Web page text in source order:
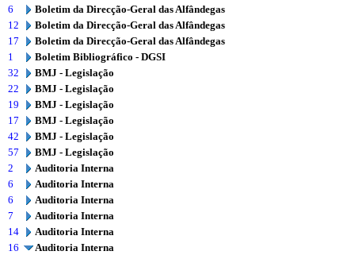
6
Boletim da Direcção-Geral das Alfândegas
12
Boletim da Direcção-Geral das Alfândegas
17
Boletim da Direcção-Geral das Alfândegas
1
Boletim Bibliográfico - DGSI
32
BMJ - Legislação
22
BMJ - Legislação
19
BMJ - Legislação
17
BMJ - Legislação
42
BMJ - Legislação
57
BMJ - Legislação
2
Auditoria Interna
6
Auditoria Interna
6
Auditoria Interna
7
Auditoria Interna
14
Auditoria Interna
16
Auditoria Interna